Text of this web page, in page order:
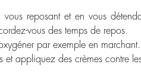
vous reposant et en vous
vous des temps de repos.
par exemple en marchant.
et appliquez des crèmes contre